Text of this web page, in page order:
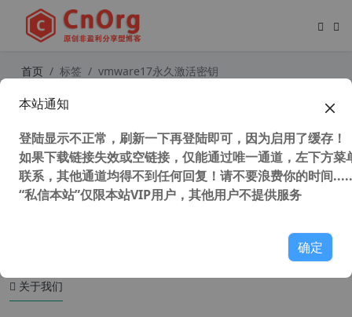
首页 标签 vmware17永久激活密钥
VMWare虚拟机 VMware Workstati
11系统
关于我们
本站通知
登陆显示不正常，刷新一下再登陆即可，因为启用了缓存！
如果下载链接失效或空链接，仅能通过唯一通道，左下方菜
联系，其他通道均得不到任何回复！请不要浪费你的时间
“私信本站”仅限本站VIP用户，其他用户不提供服务
确定